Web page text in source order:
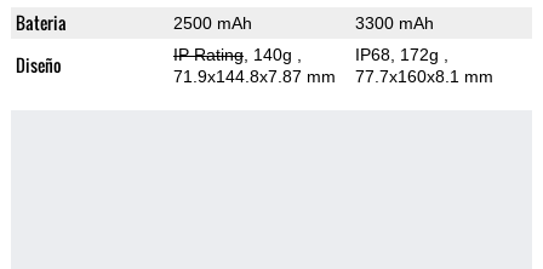
Bateria 2500 mAh 3300 mAh
Diseño IP Rating, 140g
71.9x144.8x7.87 mm
IP68, 172g
77.7x160x8.1 mm